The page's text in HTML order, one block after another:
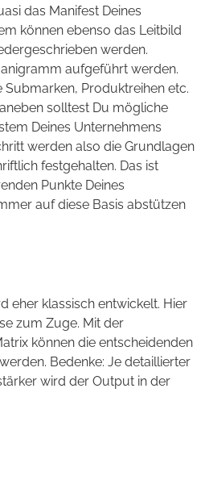
das Manifest Deines
können ebenso das Leitbild
werden.
aufgeführt werden.
Submarken, Produktreihen etc.
solltest Du mögliche
Deines Unternehmens
werden also die Grundlagen
festgehalten. Das ist
Punkte Deines
auf diese Basis abstützen
eher klassisch entwickelt. Hier
zum Zuge. Mit der
können die entscheidenden
Bedenke: Je detaillierter
wird der Output in der